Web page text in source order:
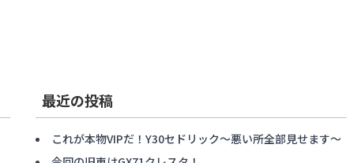
最近の投稿
これが本物VIPだ！Y30セドリック〜悪い所全部見せます〜